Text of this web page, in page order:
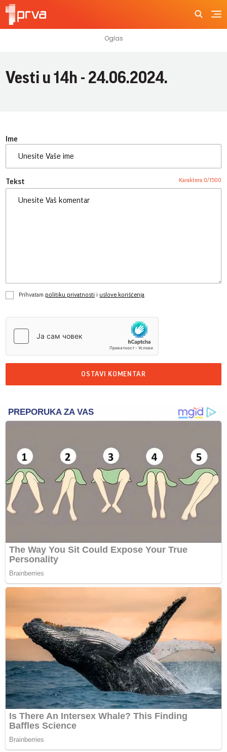
Vesti u 14h - 24.06.2024.
Ime
Tekst Karaktera:0/1500
Prihvatam politiku privatnosti i uslove korišćenja
OSTAVI KOMENTAR